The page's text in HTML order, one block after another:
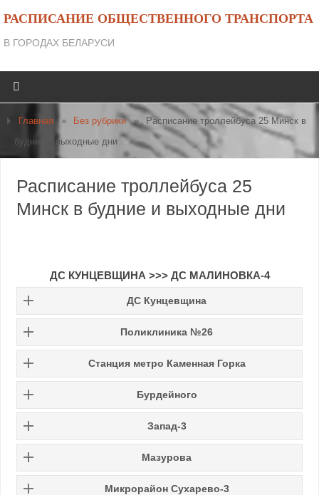
РАСПИСАНИЕ ОБЩЕСТВЕННОГО ТРАНСПОРТА
В ГОРОДАХ БЕЛАРУСИ
Главная » Без рубрики » Расписание троллейбуса 25 Минск в
будние и выходные дни
Расписание троллейбуса 25
Минск в будние и выходные дни
ДС КУНЦЕВЩИНА >>> ДС МАЛИНОВКА-4
ДС Кунцевщина
Поликлиника №26
Станция метро Каменная Горка
Бурдейного
Запад-3
Мазурова
Микрорайон Сухарево-3